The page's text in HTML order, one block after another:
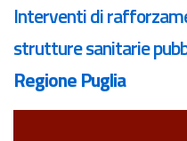
Interventi di
strutture sanitarie
Regione Puglia